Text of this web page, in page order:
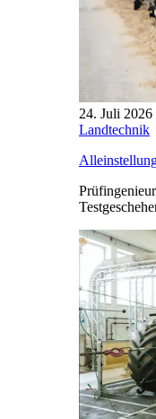
24. Juli 2026
Landtechnik